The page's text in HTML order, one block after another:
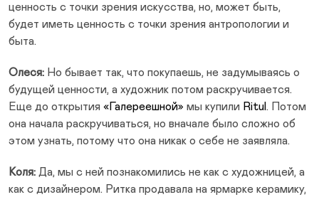
ценность с точки зрения искусства, но, может быть,
будет иметь ценность с точки зрения антропологии и
быта.
Олеся: Но бывает так, что покупаешь, не задумываясь о
будущей ценности, а художник потом раскручивается.
Еще до открытия «Галереешной» мы купили Ritul . Потом
она начала раскручиваться, но вначале было сложно об
этом узнать, потому что она никак о себе не заявляла.
Коля: Да, мы с ней познакомились не как с художницей, а
как с дизайнером. Ритка продавала на ярмарке керамику,